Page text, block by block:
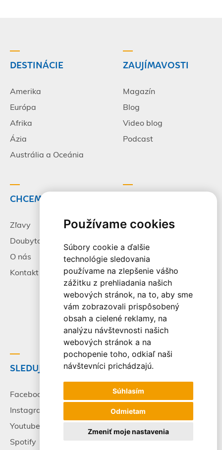
Používame cookies
Súbory cookie a ďalšie
technológie sledovania
používame na zlepšenie vášho
zážitku z prehliadania našich
webových stránok, na to, aby sme
vám zobrazovali prispôsobený
obsah a cielené reklamy, na
analýzu návštevnosti našich
webových stránok a na
pochopenie toho, odkiaľ naši
návštevníci prichádzajú.
Súhlasím
Odmietam
Zmeniť moje nastavenia
DESTINÁCIE
Amerika
Európa
Afrika
Ázia
Austrália a Oceánia
ZAUJÍMAVOSTI
Magazín
Blog
Video blog
Podcast
CHCEM CESTOVAŤ
Zľavy
Doubytovanie
O nás
Kontakt
Pracovné príležitosti
Všeobecné zmluvné
podmienky
Alternatívne riešenie
sporov
Spracovanie osobných
údajov
SLEDUJTE NÁS
Facebook
Instagram
Youtube
Spotify
© 2003-2026 - CK Victory
Travel, s.r.o. Všetky práva
vyhradené.